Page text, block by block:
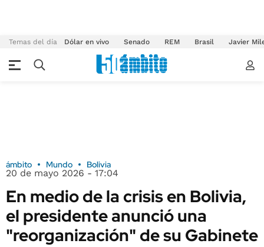
Temas del día Dólar en vivo Senado REM Brasil Javier
ámbito Mundo Bolivia
20 de mayo 2026 - 17:04
En medio de la crisis en Bolivia,
el presidente anunció una
"reorganización" de su Gabinete